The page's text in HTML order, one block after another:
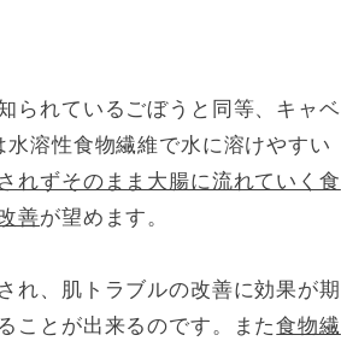
られているごぼうと同等、キャベ
溶性食物繊維で水に溶けやすい
れずそのまま大腸に流れていく食
善が望めます。
れ、肌トラブルの改善に効果が期
ことが出来るのです。また食物繊